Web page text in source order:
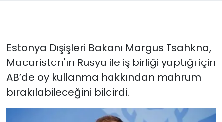
Estonya Dışişleri Bakanı Margus Tsahkna,
Macaristan'ın Rusya ile iş birliği yaptığı için
AB’de oy kullanma hakkından mahrum
bırakılabileceğini bildirdi.